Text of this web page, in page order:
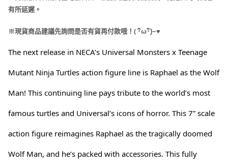
有所延遲。
※現貨商品建議先詢問是否有貨再付款哦！ ( ･ω･)~♥
The next release in NECA’s Universal Monsters x Teenage
Mutant Ninja Turtles action figure line is Raphael as the Wolf
Man! This continuing line pays tribute to the world’s most
famous turtles and Universal’s icons of horror. This 7” scale
action figure reimagines Raphael as the tragically doomed
Wolf Man, and he’s packed with accessories. This fully